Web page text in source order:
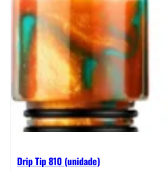
Drip Tip 810 (unidade)